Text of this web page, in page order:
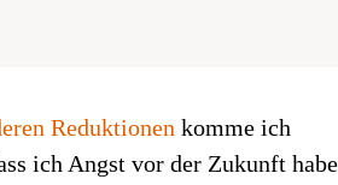
Reduktionen komme ich
ich Angst vor der Zukunft habe